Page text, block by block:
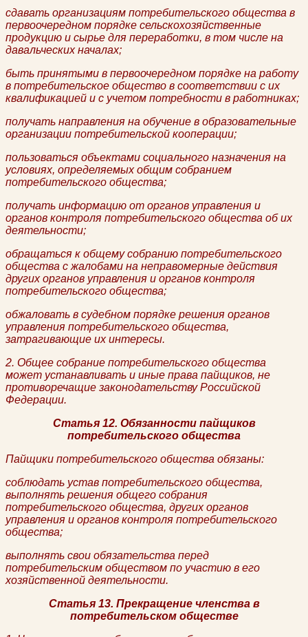
сдавать организациям потребительского общества в
первоочередном порядке сельскохозяйственные
продукцию и сырье для переработки, в том числе на
давальческих началах;
быть принятыми в первоочередном порядке на работу
в потребительское общество в соответствии с их
квалификацией и с учетом потребности в работниках;
получать направления на обучение в образовательные
организации потребительской кооперации;
пользоваться объектами социального назначения на
условиях, определяемых общим собранием
потребительского общества;
получать информацию от органов управления и
органов контроля потребительского общества об их
деятельности;
обращаться к общему собранию потребительского
общества с жалобами на неправомерные действия
других органов управления и органов контроля
потребительского общества;
обжаловать в судебном порядке решения органов
управления потребительского общества,
затрагивающие их интересы.
2. Общее собрание потребительского общества
может устанавливать и иные права пайщиков, не
противоречащие законодательству Российской
Федерации.
Статья 12. Обязанности пайщиков
потребительского общества
Пайщики потребительского общества обязаны:
соблюдать устав потребительского общества,
выполнять решения общего собрания
потребительского общества, других органов
управления и органов контроля потребительского
общества;
выполнять свои обязательства перед
потребительским обществом по участию в его
хозяйственной деятельности.
Статья 13. Прекращение членства в
потребительском обществе